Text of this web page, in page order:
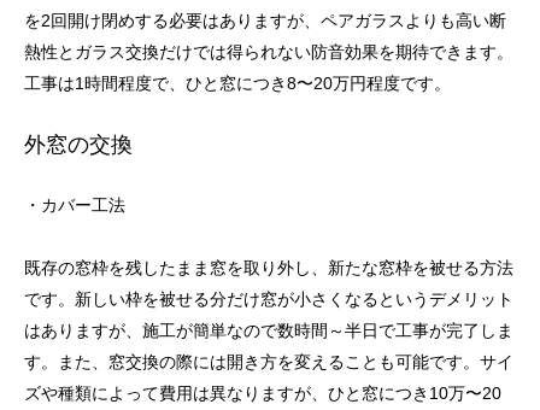
を2回開け閉めする必要はありますが、ペアガラスよりも高い断
熱性とガラス交換だけでは得られない防音効果を期待できます。
工事は1時間程度で、ひと窓につき8〜20万円程度です。
外窓の交換
・カバー工法
既存の窓枠を残したまま窓を取り外し、新たな窓枠を被せる方法
です。新しい枠を被せる分だけ窓が小さくなるというデメリット
はありますが、施工が簡単なので数時間～半日で工事が完了しま
す。また、窓交換の際には開き方を変えることも可能です。サイ
ズや種類によって費用は異なりますが、ひと窓につき10万〜20